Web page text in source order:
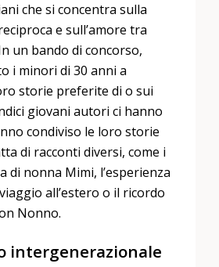
che si concentra sulla
e sull’amore tra
un bando di concorso,
i minori di 30 anni a
storie preferite di o sui
giovani autori ci hanno
condiviso le loro storie
di racconti diversi, come i
di nonna Mimi, l’esperienza
all’estero o il ricordo
Nonno.
intergenerazionale